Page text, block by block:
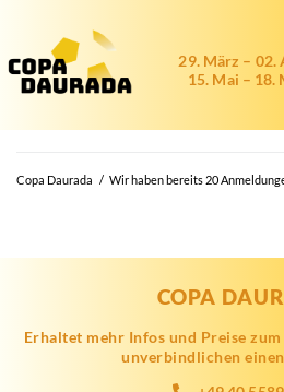
29. März – 02.
15. Mai – 18.
Copa Daurada / Wir haben bereits 20
COPA
Erhaltet mehr Infos und Preise
unverbindlichen